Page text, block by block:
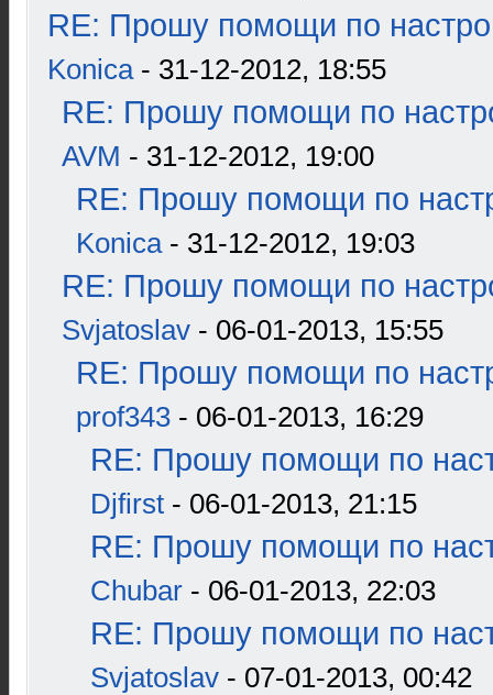
RE: Прошу помощи по
Konica- 31-12-2012, 18:55
RE: Прошу помощи по
AVM - 31-12-2012, 19:00
RE: Прошу помощи по
Konica- 31-12-2012, 19:03
RE: Прошу помощи по
Svjatoslav - 06-01-2013, 15:55
RE: Прошу помощи по
prof343 - 06-01-2013, 16:29
RE: Прошу помощи по
Djfirst - 06-01-2013, 21:15
RE: Прошу помощи по
Chubar - 06-01-2013, 22:03
RE: Прошу помощи по
Svjatoslav - 07-01-2013, 00:42